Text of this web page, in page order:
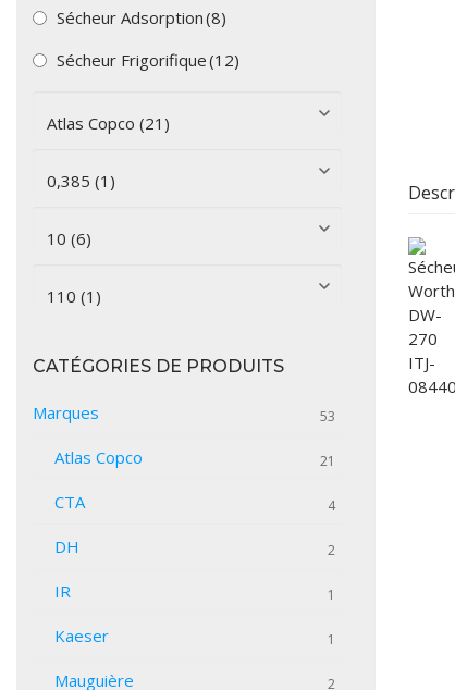
Sécheur Adsorption(8)
Sécheur Frigorifique(12)
CATÉGORIES DE PRODUITS
Marques 53
Atlas Copco 21
CTA 4
DH 2
IR 1
Kaeser 1
Mauguière 2